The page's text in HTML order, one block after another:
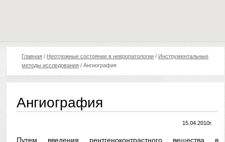
Главная / Неотложные состояние в невропатологии / Инструментальные
методы исследования /Ангиография
Ангиография
15.04.2010г.
Путем введения рентгеноконтрастного вещества в